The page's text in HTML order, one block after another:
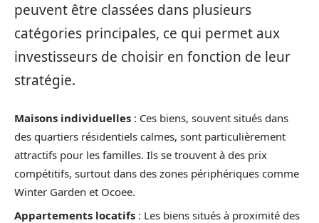
peuvent être classées dans plusieurs
catégories principales, ce qui permet aux
investisseurs de choisir en fonction de leur
stratégie.
Maisons individuelles : Ces biens, souvent situés dans
des quartiers résidentiels calmes, sont particulièrement
attractifs pour les familles. Ils se trouvent à des prix
compétitifs, surtout dans des zones périphériques comme
Winter Garden et Ocoee.
Appartements locatifs : Les biens situés à proximité des